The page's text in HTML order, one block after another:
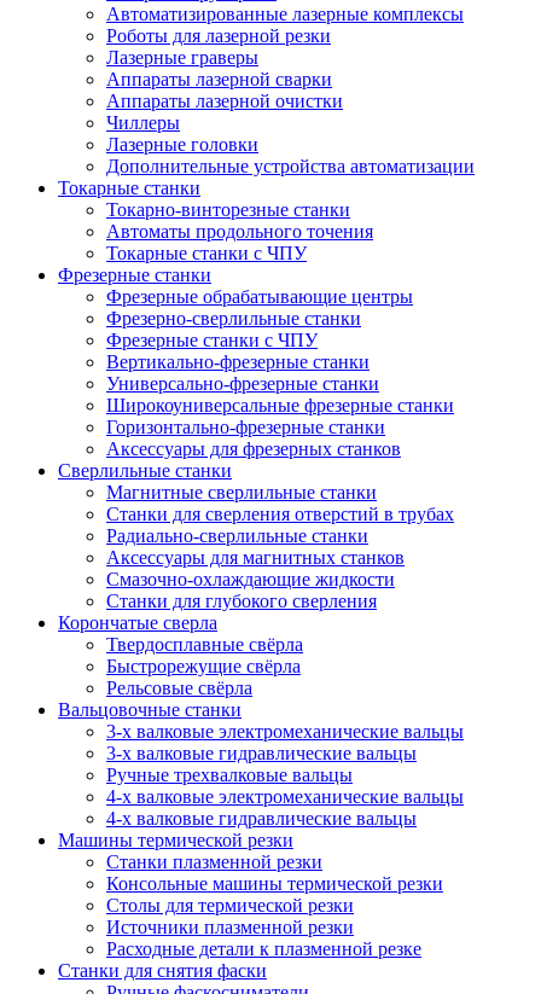
Автоматизированные лазерные комплексы
Роботы для лазерной резки
Лазерные граверы
Аппараты лазерной сварки
Аппараты лазерной очистки
Чиллеры
Лазерные головки
Дополнительные устройства автоматизации
Токарные станки
Токарно-винторезные станки
Автоматы продольного точения
Токарные станки с ЧПУ
Фрезерные станки
Фрезерные обрабатывающие центры
Фрезерно-сверлильные станки
Фрезерные станки с ЧПУ
Вертикально-фрезерные станки
Универсально-фрезерные станки
Широкоуниверсальные фрезерные станки
Горизонтально-фрезерные станки
Аксессуары для фрезерных станков
Сверлильные станки
Магнитные сверлильные станки
Станки для сверления отверстий в трубах
Радиально-сверлильные станки
Аксессуары для магнитных станков
Смазочно-охлаждающие жидкости
Станки для глубокого сверления
Корончатые сверла
Твердосплавные свёрла
Быстрорежущие свёрла
Рельсовые свёрла
Вальцовочные станки
3-х валковые электромеханические вальцы
3-х валковые гидравлические вальцы
Ручные трехвалковые вальцы
4-х валковые электромеханические вальцы
4-х валковые гидравлические вальцы
Машины термической резки
Станки плазменной резки
Консольные машины термической резки
Столы для термической резки
Источники плазменной резки
Расходные детали к плазменной резке
Станки для снятия фаски